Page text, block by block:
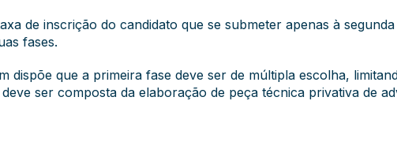
de inscrição do candidato que se submeter apenas à
fases.
dispõe que a primeira fase deve ser de múltipla escolha,
ser composta da elaboração de peça técnica privativa de